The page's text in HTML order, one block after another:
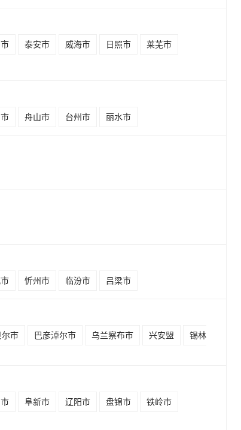
泰安市 威海市 日照市
莱芜市
舟山市 台州市 丽水市
忻州市 临汾市 吕梁市
尔市 巴彦淖尔市 乌兰察布市 兴安盟
锡林
阜新市 辽阳市 盘锦市
铁岭市